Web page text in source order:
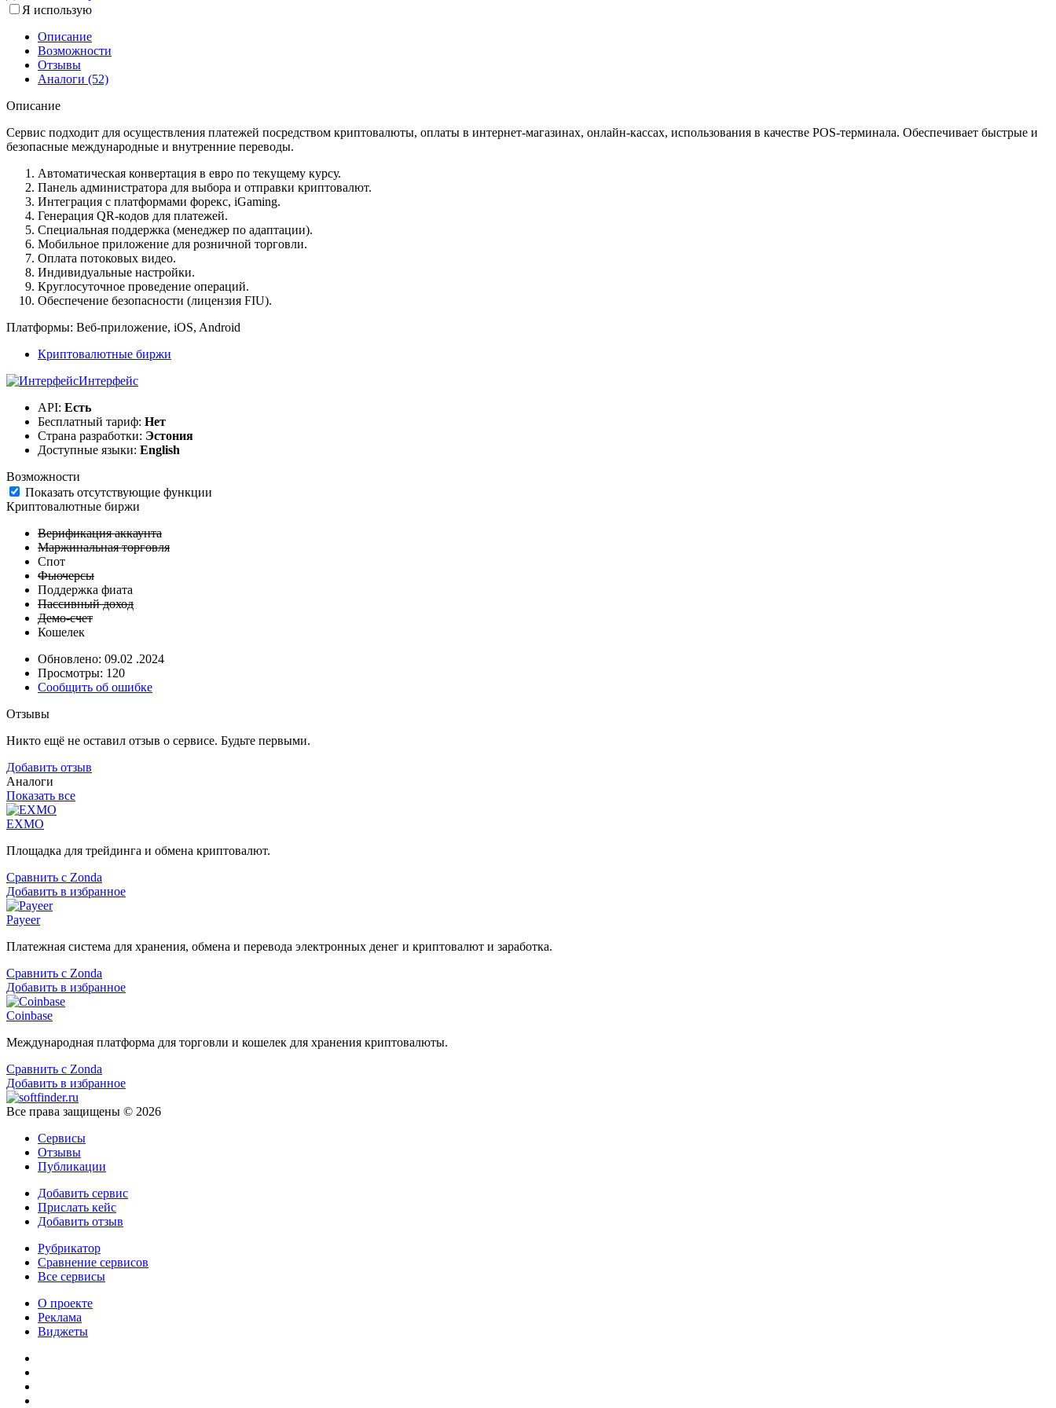
Я использую
Описание
Возможности
Отзывы
Аналоги (52)
Описание
Сервис подходит для осуществления платежей посредством криптовалюты, оплаты в интернет-магазинах, онлайн-кассах, использования в качестве POS-терминала. Обеспечивает быстрые и
безопасные международные и внутренние переводы.
Автоматическая конвертация в евро по текущему курсу.
Панель администратора для выбора и отправки криптовалют.
Интеграция с платформами форекс, iGaming.
Генерация QR-кодов для платежей.
Специальная поддержка (менеджер по адаптации).
Мобильное приложение для розничной торговли.
Оплата потоковых видео.
Индивидуальные настройки.
Круглосуточное проведение операций.
Обеспечение безопасности (лицензия FIU).
Платформы: Веб-приложение, iOS, Android
Криптовалютные биржи
Интерфейс
API: Есть
Бесплатный тариф: Нет
Страна разработки: Эстония
Доступные языки: English
Возможности
Показать отсутствующие функции
Криптовалютные биржи
Верификация аккаунта
Маржинальная торговля
Спот
Фьючерсы
Поддержка фиата
Пассивный доход
Демо-счет
Кошелек
Обновлено: 09.02 .2024
Просмотры: 120
Сообщить об ошибке
Отзывы
Никто ещё не оставил отзыв о сервисе. Будьте первыми.
Добавить отзыв
Аналоги
Показать все
EXMO
Площадка для трейдинга и обмена криптовалют.
Сравнить с Zonda
Добавить в избранное
Payeer
Платежная система для хранения, обмена и перевода электронных денег и криптовалют и заработка.
Сравнить с Zonda
Добавить в избранное
Coinbase
Международная платформа для торговли и кошелек для хранения криптовалюты.
Сравнить с Zonda
Добавить в избранное
Все права защищены © 2026
Сервисы
Отзывы
Публикации
Добавить сервис
Прислать кейс
Добавить отзыв
Рубрикатор
Сравнение сервисов
Все сервисы
О проекте
Реклама
Виджеты